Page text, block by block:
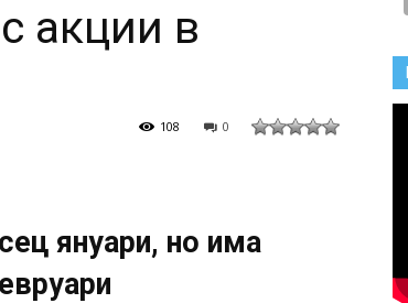
акции в
0
108
януари, но има